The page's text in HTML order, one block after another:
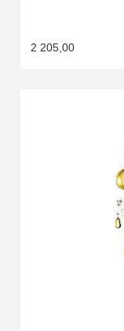
2 205,00